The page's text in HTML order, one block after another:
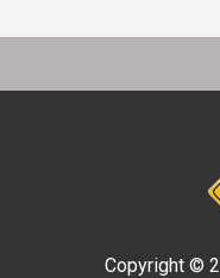
Copyright ©